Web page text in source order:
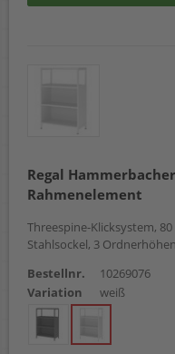
Regal
Rahmenelement
Threespine-Klicksystem,
Stahlsockel, 3 Ordnerhöhen
Bestellnr.
10269076
Variation
weiß